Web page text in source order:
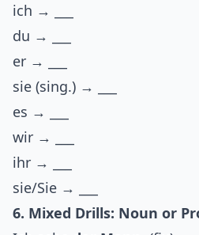
ich → ___
du → ___
er → ___
sie (sing.) → ___
es → ___
wir → ___
ihr → ___
sie/Sie → ___
6. Mixed Drills: Noun or